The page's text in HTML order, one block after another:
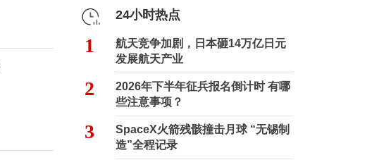
24小时热点
1
航天竞争加剧，日本砸14万亿日元
发展航天产业
2
2026年下半年征兵报名倒计时 有哪
些注意事项？
3
SpaceX火箭残骸撞击月球 “无锡制
造”全程记录